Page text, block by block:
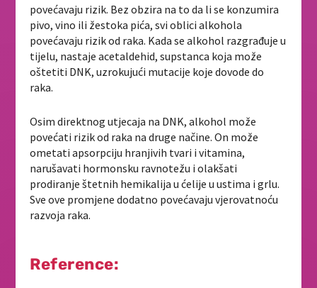
povećavaju rizik. Bez obzira na to da li se konzumira
pivo, vino ili žestoka pića, svi oblici alkohola
povećavaju rizik od raka. Kada se alkohol razgrađuje u
tijelu, nastaje acetaldehid, supstanca koja može
oštetiti DNK, uzrokujući mutacije koje dovode do
raka.
Osim direktnog utjecaja na DNK, alkohol može
povećati rizik od raka na druge načine. On može
ometati apsorpciju hranjivih tvari i vitamina,
narušavati hormonsku ravnotežu i olakšati
prodiranje štetnih hemikalija u ćelije u ustima i grlu.
Sve ove promjene dodatno povećavaju vjerovatnoću
razvoja raka.
Reference: